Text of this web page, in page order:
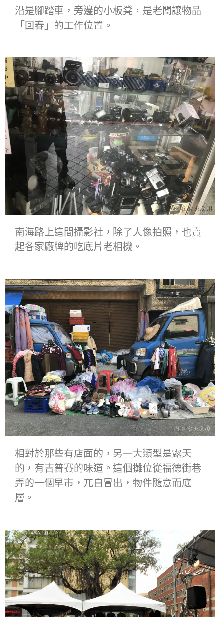
沿是腳踏車，旁邊的小板凳，是老闆讓物品
「回春」的工作位置。
南海路上這間攝影社，除了人像拍照，也賣
起各家廠牌的吃底片老相機。
相對於那些有店面的，另一大類型是露天
的，有吉普賽的味道。這個攤位從福德街巷
弄的一個早市，兀自冒出，物件隨意而底
層。